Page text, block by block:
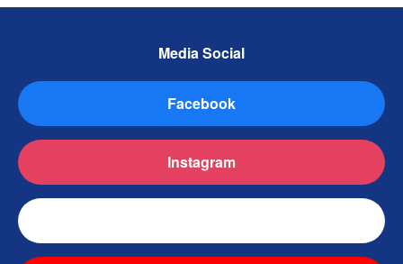
Media Social
Facebook
Instagram